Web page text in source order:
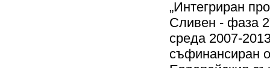
„Интегриран
Сливен - фаза
среда 2007-
съфинансиран